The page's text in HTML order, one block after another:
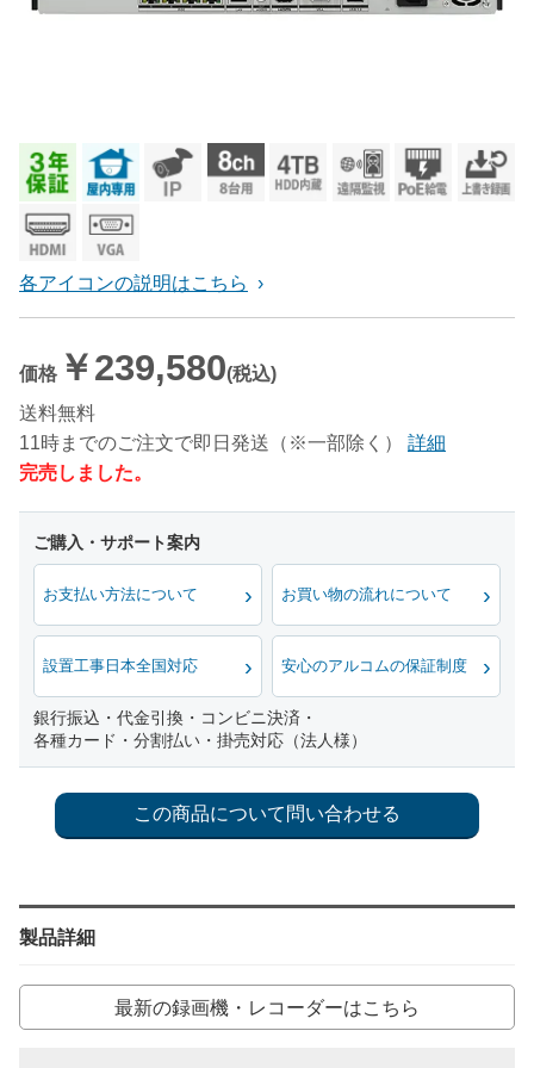
各アイコンの説明はこちら
価格 ￥239,580(税込)
送料無料
11時までのご注文で即日発送（※一部除く）
詳細
完売しました。
お支払い方法について お買い物の流れについて
設置工事日本全国対応 安心のアルコムの保証制度
銀行振込・代金引換・コンビニ決済・
各種カード・分割払い・掛売対応（法人様）
製品詳細
最新の録画機・レコーダーはこちら